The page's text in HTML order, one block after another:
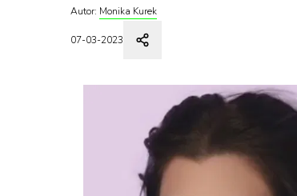
Autor: Monika Kurek
07-03-2023